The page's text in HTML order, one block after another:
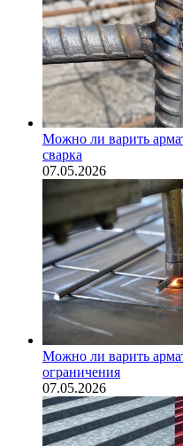
Можно ли варить
сварка
07.05.2026
Можно ли варить
ограничения
07.05.2026